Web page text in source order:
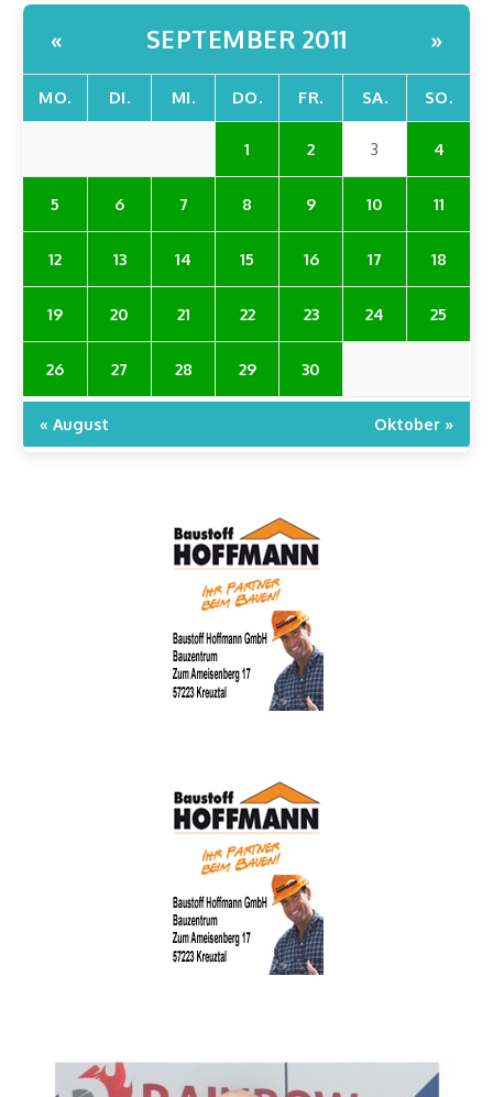
« SEPTEMBER 2011 »
MO. DI. MI. DO. FR. SA. SO.
1 2 3 4
5 6 7 8 9 10 11
12 13 14 15 16 17 18
19 20 21 22 23 24 25
26 27 28 29 30
« August Oktober »